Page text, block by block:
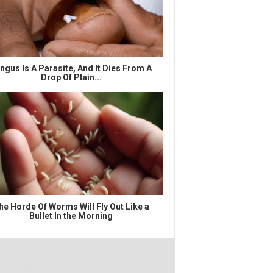
Is A Parasite, And It Dies From A
Drop Of Plain...
Horde Of Worms Will Fly Out Like a
Bullet In the Morning